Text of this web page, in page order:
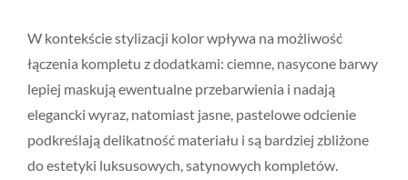
W kontekście stylizacji kolor wpływa na możliwość
łączenia kompletu z dodatkami: ciemne, nasycone barwy
lepiej maskują ewentualne przebarwienia i nadają
elegancki wyraz, natomiast jasne, pastelowe odcienie
podkreślają delikatność materiału i są bardziej zbliżone
do estetyki luksusowych, satynowych kompletów.